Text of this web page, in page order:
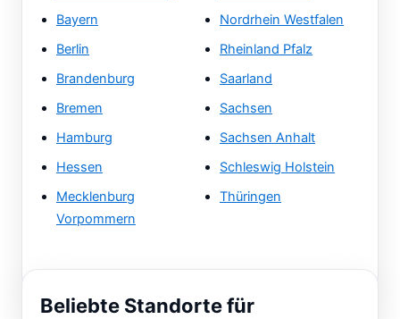
Bayern
Berlin
Brandenburg
Bremen
Hamburg
Hessen
Mecklenburg
Vorpommern
Nordrhein Westfalen
Rheinland Pfalz
Saarland
Sachsen
Sachsen Anhalt
Schleswig Holstein
Thüringen
Beliebte Standorte für